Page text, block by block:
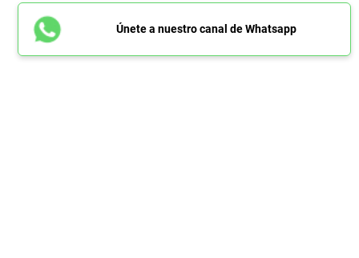
Únete a nuestro canal de Whatsapp